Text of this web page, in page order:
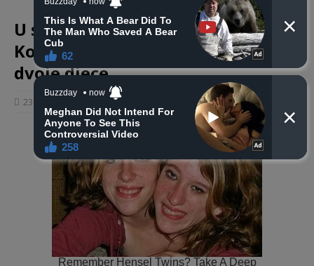
U saobraćajnoj nesreći kod
Konjica poginuo bračni par i
dvoje djece
23 siječnja, 2025 haberhana